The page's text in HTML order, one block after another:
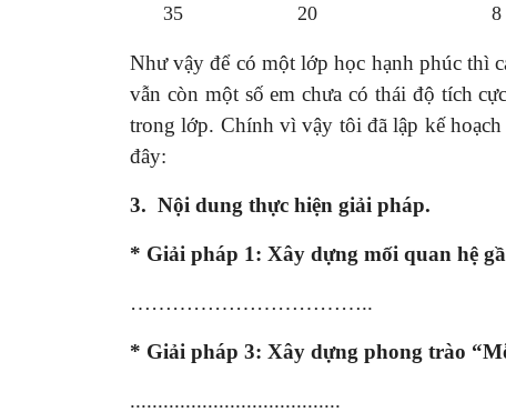
35 20 8
Như vậy để có một lớp học hạnh phúc thì
vẫn còn một số em chưa có thái độ tích
trong lớp. Chính vì vậy tôi đã lập kế
đây:
3. Nội dung thực hiện giải pháp.
* Giải pháp 1: Xây dựng mối quan hệ
……………………………..
* Giải pháp 3: Xây dựng phong trào
......................................